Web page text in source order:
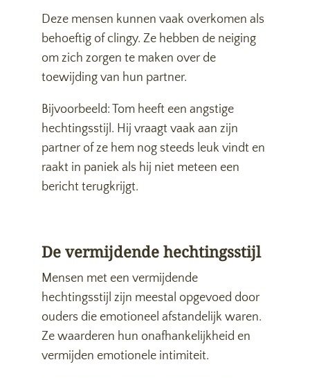
Deze mensen kunnen vaak overkomen als
behoeftig of clingy. Ze hebben de neiging
om zich zorgen te maken over de
toewijding van hun partner.
Bijvoorbeeld: Tom heeft een angstige
hechtingsstijl. Hij vraagt vaak aan zijn
partner of ze hem nog steeds leuk vindt en
raakt in paniek als hij niet meteen een
bericht terugkrijgt.
De vermijdende hechtingsstijl
Mensen met een vermijdende
hechtingsstijl zijn meestal opgevoed door
ouders die emotioneel afstandelijk waren.
Ze waarderen hun onafhankelijkheid en
vermijden emotionele intimiteit.